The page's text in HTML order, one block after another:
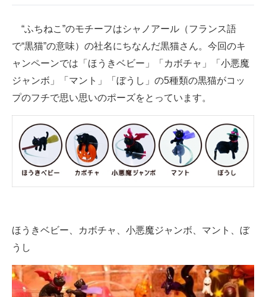
企業向けIT製品の総合サイト
IT製品の技術・比較・事例
製造業のIT導入・活用を支援
モノづくり技術者専門サイト
エレクトロニクス専門サイト
電子設計の基本と応用
エネルギーの専門メディア
ちょっと気になるネットの話題
“ふちねこ”のモチーフはシャノアール（フランス語
で“黒猫”の意味）の社名にちなんだ黒猫さん。今回のキ
ャンペーンでは「ほうきベビー」「カボチャ」「小悪魔
ジャンボ」「マント」「ぼうし」の5種類の黒猫がコッ
プのフチで思い思いのポーズをとっています。
ほうきベビー、カボチャ、小悪魔ジャンボ、マント、ぼ
うし